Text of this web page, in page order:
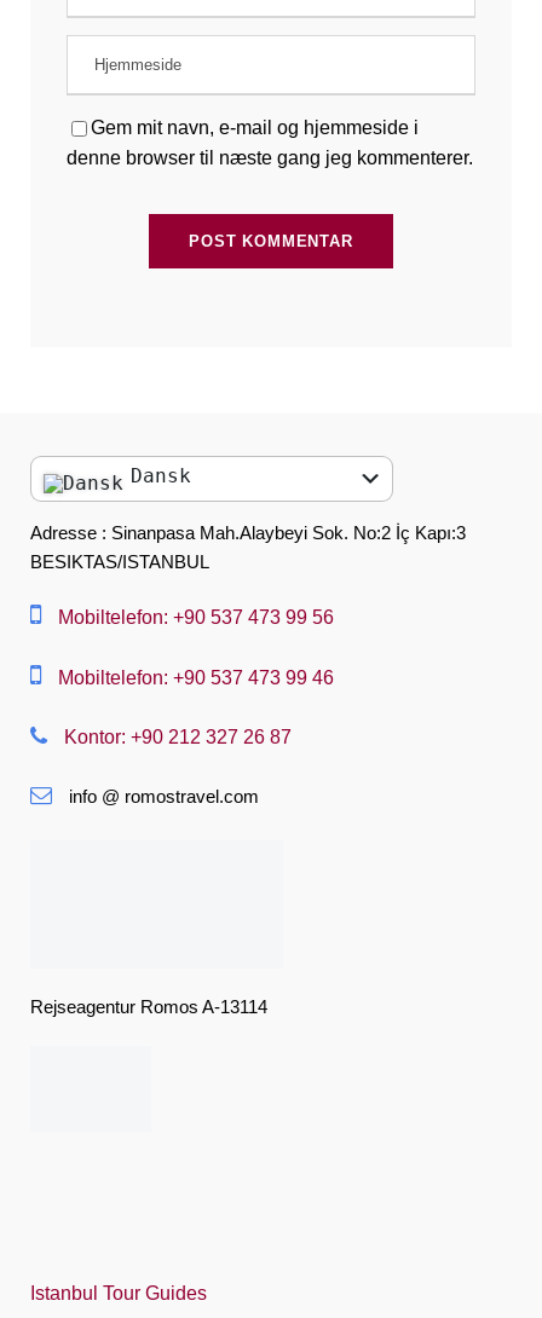
Gem mit navn, e-mail og hjemmeside i
denne browser til næste gang jeg kommenterer.
Dansk
English
العربية
中文
Suomi
Adresse : Sinanpasa Mah.Alaybeyi Sok. No:2 İç Kapı:3
BESIKTAS/ISTANBUL
Mobiltelefon: +90 537 473 99 56
Mobiltelefon: +90 537 473 99 46
Kontor: +90 212 327 26 87
info @ romostravel.com
Rejseagentur Romos A-13114
Istanbul Tour Guides